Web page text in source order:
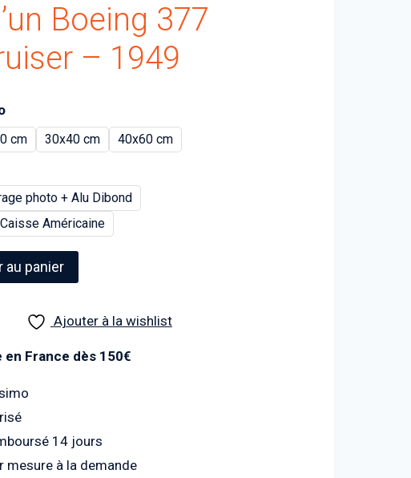
Boeing 377
– 1949
cm 30x40 cm 40x60 cm
photo + Alu Dibond
Américaine
au panier
Ajouter à la wishlist
France dès 150€
14 jours
mesure à la demande